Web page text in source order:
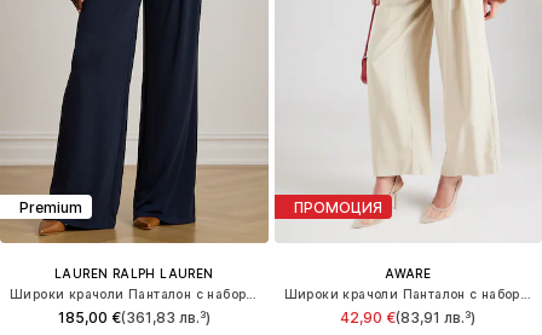
Premium
LAUREN RALPH LAUREN
Широки крачоли Панталон с набор 'CHABRELL'
185,00 €(361,83 лв.³)
ПРОМОЦИЯ
AWARE
Широки крачоли Панталон с набор 'VMPure'
42,90 €(83,91 лв.³)